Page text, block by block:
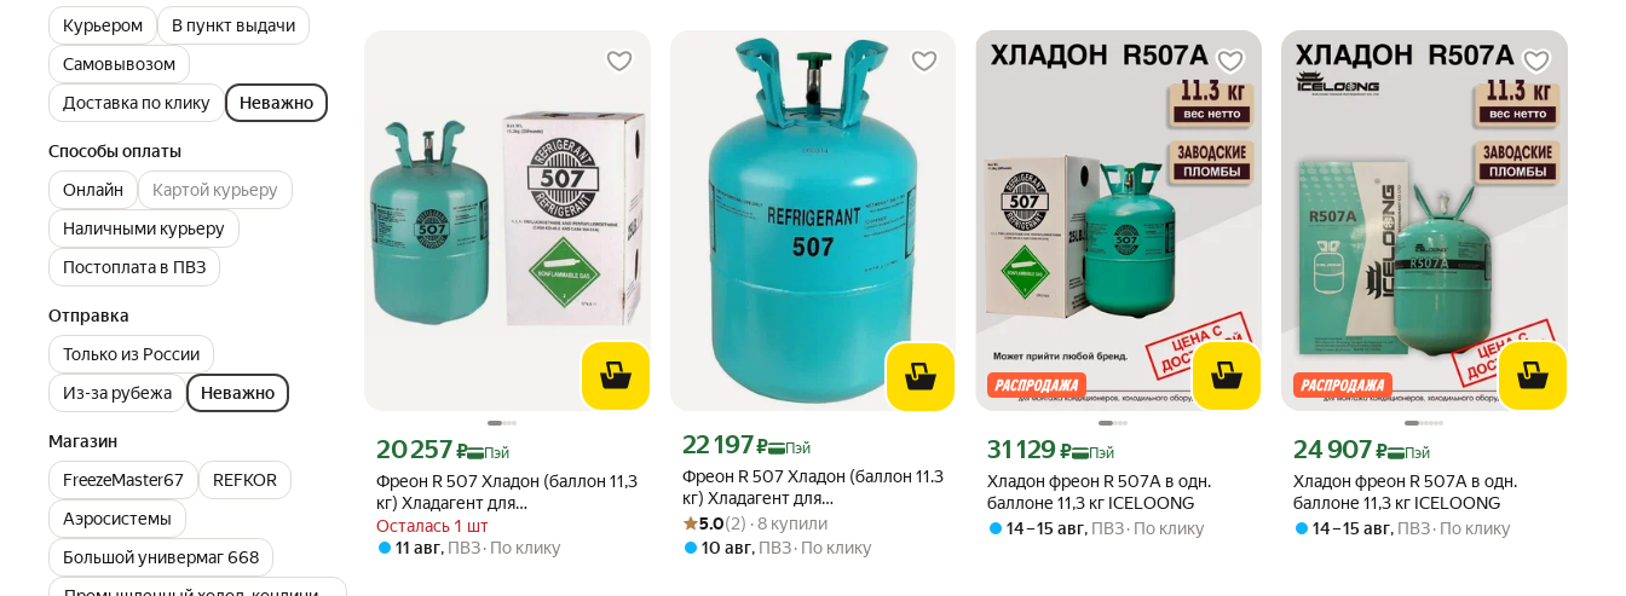
Курьером
В пункт выдачи
Самовывозом
Доставка по клику
Неважно
Способы оплаты
Онлайн
Картой курьеру
Наличными курьеру
Постоплата в ПВЗ
Отправка
Только из России
Из-за рубежа
Неважно
Магазин
FreezeMaster67
REFKOR
Аэросистемы
Большой универмаг 668
Фреон R 507 Хладон (баллон 11,3
кг) Хладагент для
кондиционеров и другого
холодильного оборудования
Осталась 1 шт
Цена с картой Яндекс Пэй 20257 ₽ вместо
20 257₽ Пэй
11 авг, ПВЗ По клику
Фреон R 507 Хладон (баллон 11.3
кг) Хладагент для
кондиционеров и другого
холодильного оборудования
Цена с картой Яндекс Пэй 22197 ₽ вместо
22 197₽ Пэй
Рейтинг товара: 5.0 из 5
Оценок: (2) · 8 купили
5.0(2) · 8 купили
10 авг, ПВЗ По клику
Хладон фреон R 507A в одн.
баллоне 11,3 кг ICELOONG
Цена с картой Яндекс Пэй 31129 ₽ вместо
31 129₽ Пэй
14 – 15 авг, ПВЗ По клику
Хладон фреон R 507A в одн.
баллоне 11,3 кг ICELOONG
Цена с картой Яндекс Пэй 24907 ₽ вместо
24 907₽ Пэй
14 – 15 авг, ПВЗ По клику